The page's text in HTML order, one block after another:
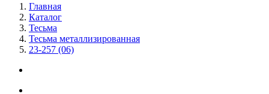
Главная
Каталог
Тесьма
Тесьма металлизированная
23-257 (06)